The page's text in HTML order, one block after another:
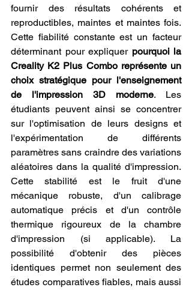
fournir des résultats cohérents et
reproductibles, maintes et maintes fois.
Cette fiabilité constante est un facteur
déterminant pour expliquer pourquoi la
Creality K2 Plus Combo représente un
choix stratégique pour l'enseignement
de l'impression 3D moderne. Les
étudiants peuvent ainsi se concentrer
sur l'optimisation de leurs designs et
l'expérimentation de différents
paramètres sans craindre des variations
aléatoires dans la qualité d'impression.
Cette stabilité est le fruit d'une
mécanique robuste, d'un calibrage
automatique précis et d'un contrôle
thermique rigoureux de la chambre
d'impression (si applicable). La
possibilité d'obtenir des pièces
identiques permet non seulement des
études comparatives fiables, mais aussi